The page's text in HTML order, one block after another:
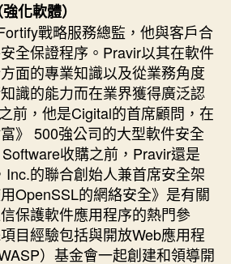
化軟體）
戰略服務總監，他與客戶合
全保證程序。Pravir以其在軟件
面的專業知識以及從業務角度
識的能力而在業界獲得廣泛認
前，他是Cigital的首席顧問，在
》 500強公司的大型軟件安全
收購之前，Pravir還是
Inc.的聯合創始人兼首席安全架
OpenSSL的網絡安全》是有關
保護軟件應用程序的熱門參
目經驗包括與開放Web應用程
）基金會一起創建和領導開